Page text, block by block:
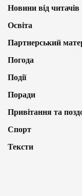
Новини від читачів
Освіта
Партнерський
Погода
Події
Поради
Привітання та
Спорт
Тексти